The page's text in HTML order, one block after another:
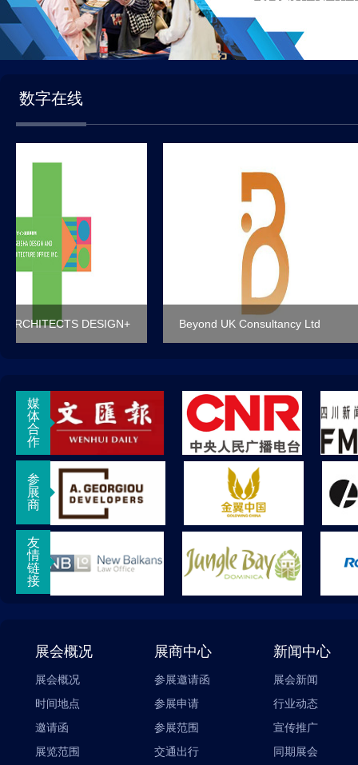
数字在线
DESIGN+ Beyond UK Consultancy Ltd
媒
体
合
作
参
展
商
友
情
链
接
展会概况
展会概况
时间地点
邀请函
展览范围
展商中心
参展邀请函
参展申请
参展范围
交通出行
新闻中心
展会新闻
行业动态
宣传推广
同期展会